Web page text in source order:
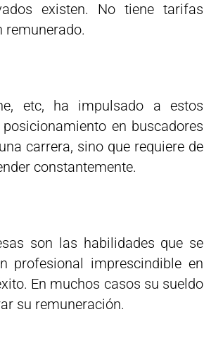
existen. No tiene tarifas
remunerado.
etc, ha impulsado a estos
en buscadores
carrera, sino que requiere de
constantemente.
son las habilidades que se
profesional imprescindible en
En muchos casos su sueldo
su remuneración.